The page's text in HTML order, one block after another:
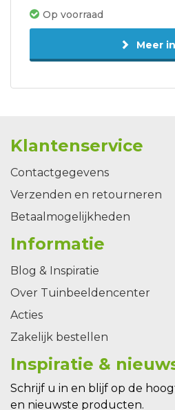
Op voorraad
Meer
Klantenservice
Contactgegevens
Verzenden en retourneren
Betaalmogelijkheden
Informatie
Blog & Inspiratie
Over Tuinbeeldencenter
Acties
Zakelijk bestellen
Inspiratie &
Schrijf u in en blijf op de
en nieuwste producten.